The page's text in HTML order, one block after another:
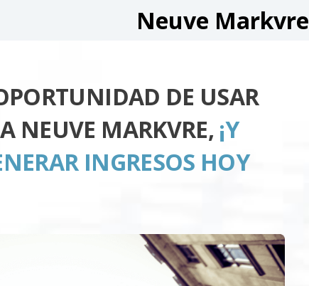
Neuve Markvre
DE USAR
NEUVE MARKVRE, ¡Y
INGRESOS HOY